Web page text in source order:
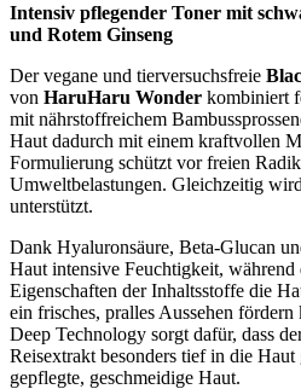
Intensiv pflegender Toner mit
und Rotem Ginseng
Der vegane und tierversuchsfreie
von HaruHaru Wonder kombiniert
mit nährstoffreichem
Haut dadurch mit einem kraftvollen
Formulierung schützt vor freien
Umweltbelastungen. Gleichzeitig
unterstützt.
Dank Hyaluronsäure, Beta-Glucan
Haut intensive Feuchtigkeit, während
Eigenschaften der Inhaltsstoffe die
ein frisches, pralles Aussehen
Deep Technology sorgt dafür, dass
Reisextrakt besonders tief in die
gepflegte, geschmeidige Haut.